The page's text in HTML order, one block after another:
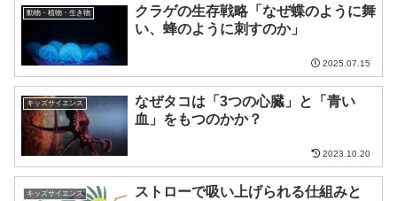
動物・植物・生き物
クラゲの生存戦略「なぜ蝶のように舞
い、蜂のように刺すのか」
2025.07.15
キッズサイエンス
なぜタコは「3つの心臓」と「青い
血」をもつのかか？
2023.10.20
キッズサイエンス
ストローで吸い上げられる仕組みと